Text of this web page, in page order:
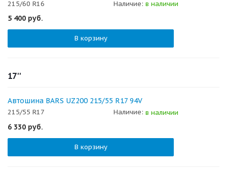
215/60 R16 Наличие: в наличии
5 400 руб.
В корзину
17''
Автошина BARS UZ200 215/55 R17 94V
215/55 R17 Наличие: в наличии
6 330 руб.
В корзину